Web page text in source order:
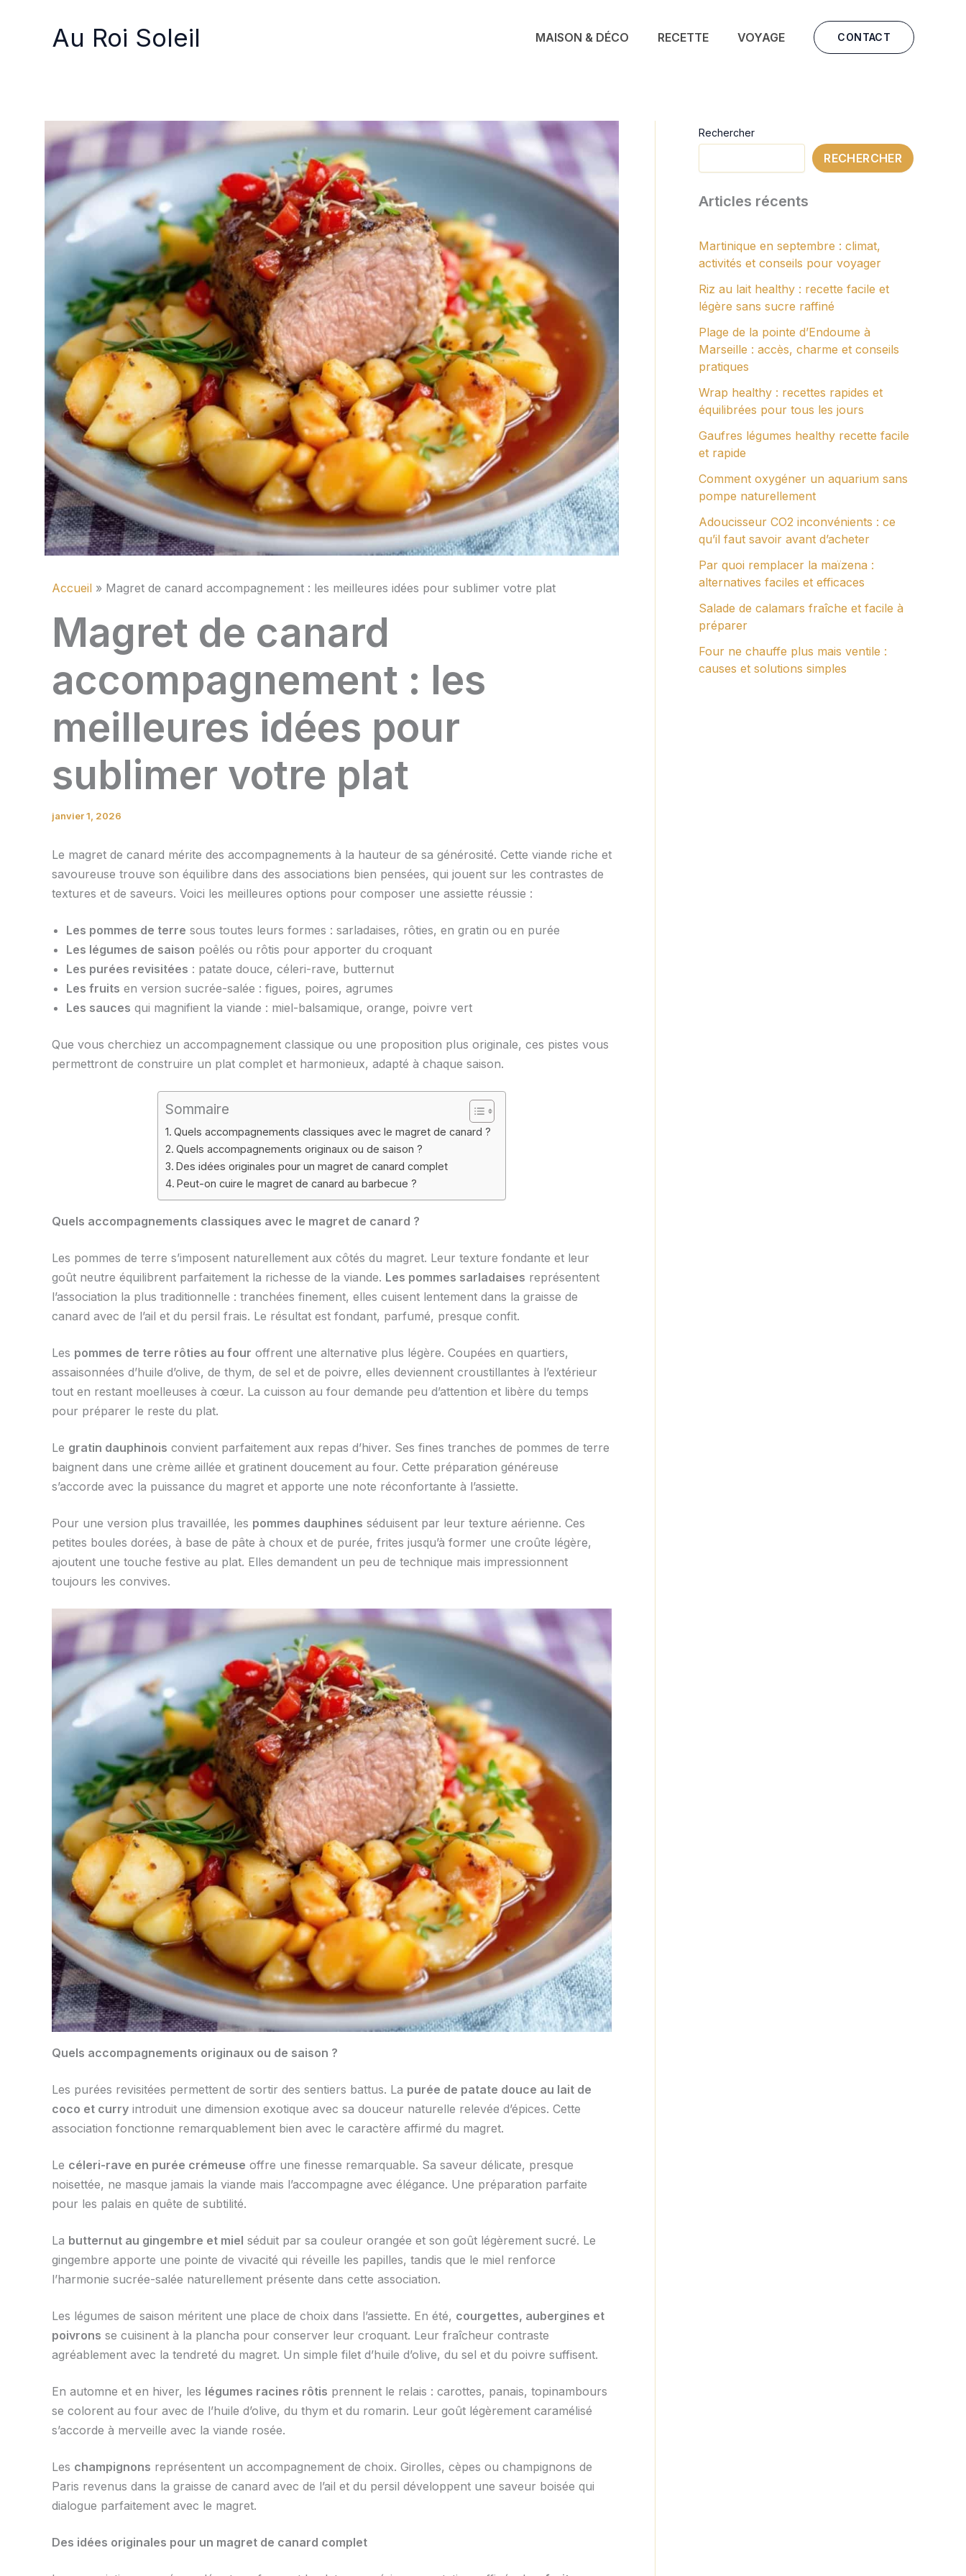
Au Roi Soleil MAISON & DÉCO RECETTE VOYAGE CONTACT
Accueil Magret de canard accompagnement : les meilleures idées pour sublimer votre plat
Magret de canard
accompagnement : les
meilleures idées pour
sublimer votre plat
janvier 1, 2026
Le magret de canard mérite des accompagnements à la hauteur de sa générosité. Cette viande riche et
savoureuse trouve son équilibre dans des associations bien pensées, qui jouent sur les contrastes de
textures et de saveurs. Voici les meilleures options pour composer une assiette réussie :
Les pommes de terre sous toutes leurs formes : sarladaises, rôties, en gratin ou en purée
Les légumes de saison poêlés ou rôtis pour apporter du croquant
Les purées revisitées : patate douce, céleri-rave, butternut
Les fruits en version sucrée-salée : figues, poires, agrumes
Les sauces qui magnifient la viande : miel-balsamique, orange, poivre vert
Que vous cherchiez un accompagnement classique ou une proposition plus originale, ces pistes vous
permettront de construire un plat complet et harmonieux, adapté à chaque saison.
Sommaire
Quels accompagnements classiques avec le magret de canard ?
Quels accompagnements originaux ou de saison ?
Des idées originales pour un magret de canard complet
Peut-on cuire le magret de canard au barbecue ?
Quels accompagnements classiques avec le magret de canard ?
Les pommes de terre s’imposent naturellement aux côtés du magret. Leur texture fondante et leur
goût neutre équilibrent parfaitement la richesse de la viande. Les pommes sarladaises représentent
l’association la plus traditionnelle : tranchées finement, elles cuisent lentement dans la graisse de
canard avec de l’ail et du persil frais. Le résultat est fondant, parfumé, presque confit.
Les pommes de terre rôties au four offrent une alternative plus légère. Coupées en quartiers,
assaisonnées d’huile d’olive, de thym, de sel et de poivre, elles deviennent croustillantes à l’extérieur
tout en restant moelleuses à cœur. La cuisson au four demande peu d’attention et libère du temps
pour préparer le reste du plat.
Le gratin dauphinois convient parfaitement aux repas d’hiver. Ses fines tranches de pommes de terre
baignent dans une crème aillée et gratinent doucement au four. Cette préparation généreuse
s’accorde avec la puissance du magret et apporte une note réconfortante à l’assiette.
Pour une version plus travaillée, les pommes dauphines séduisent par leur texture aérienne. Ces
petites boules dorées, à base de pâte à choux et de purée, frites jusqu’à former une croûte légère,
ajoutent une touche festive au plat. Elles demandent un peu de technique mais impressionnent
toujours les convives.
Quels accompagnements originaux ou de saison ?
Les purées revisitées permettent de sortir des sentiers battus. La purée de patate douce au lait de
coco et curry introduit une dimension exotique avec sa douceur naturelle relevée d’épices. Cette
association fonctionne remarquablement bien avec le caractère affirmé du magret.
Le céleri-rave en purée crémeuse offre une finesse remarquable. Sa saveur délicate, presque
noisettée, ne masque jamais la viande mais l’accompagne avec élégance. Une préparation parfaite
pour les palais en quête de subtilité.
La butternut au gingembre et miel séduit par sa couleur orangée et son goût légèrement sucré. Le
gingembre apporte une pointe de vivacité qui réveille les papilles, tandis que le miel renforce
l’harmonie sucrée-salée naturellement présente dans cette association.
Les légumes de saison méritent une place de choix dans l’assiette. En été, courgettes, aubergines et
poivrons se cuisinent à la plancha pour conserver leur croquant. Leur fraîcheur contraste
agréablement avec la tendreté du magret. Un simple filet d’huile d’olive, du sel et du poivre suffisent.
En automne et en hiver, les légumes racines rôtis prennent le relais : carottes, panais, topinambours
se colorent au four avec de l’huile d’olive, du thym et du romarin. Leur goût légèrement caramélisé
s’accorde à merveille avec la viande rosée.
Les champignons représentent un accompagnement de choix. Girolles, cèpes ou champignons de
Paris revenus dans la graisse de canard avec de l’ail et du persil développent une saveur boisée qui
dialogue parfaitement avec le magret.
Des idées originales pour un magret de canard complet
Rechercher
RECHERCHER
Articles récents
Martinique en septembre : climat,
activités et conseils pour voyager
Riz au lait healthy : recette facile et
légère sans sucre raffiné
Plage de la pointe d’Endoume à
Marseille : accès, charme et conseils
pratiques
Wrap healthy : recettes rapides et
équilibrées pour tous les jours
Gaufres légumes healthy recette facile
et rapide
Comment oxygéner un aquarium sans
pompe naturellement
Adoucisseur CO2 inconvénients : ce
qu’il faut savoir avant d’acheter
Par quoi remplacer la maïzena :
alternatives faciles et efficaces
Salade de calamars fraîche et facile à
préparer
Four ne chauffe plus mais ventile :
causes et solutions simples